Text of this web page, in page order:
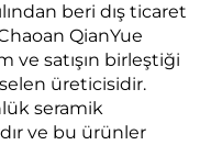
beri dış ticaret
QianYue
ve satışın birleştiği
üreticisidir.
seramik
ve bu ürünler